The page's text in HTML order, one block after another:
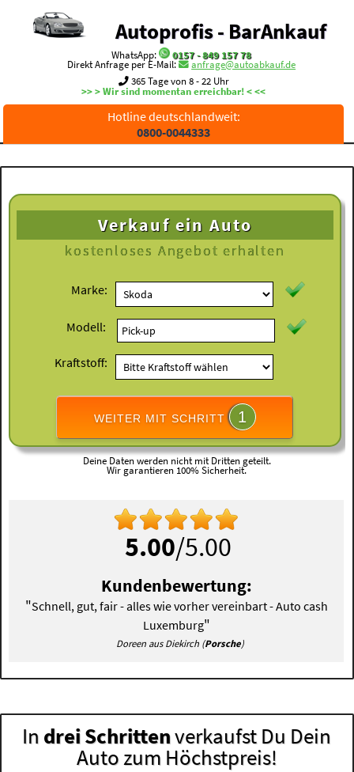
Autoprofis - BarAnkauf
WhatsApp:
0157 - 849 157 78
Direkt Anfrage per E-Mail:
anfrage@autoabkauf.de
365 Tage von 8 - 22 Uhr
>> > Wir sind momentan erreichbar! < <<
Hotline deutschlandweit:
0800-0044333
Verkauf ein Auto
kostenloses Angebot erhalten
Marke:
Modell:
Kraftstoff:
WEITER MIT SCHRITT 1
Deine Daten werden nicht mit Dritten geteilt.
Wir garantieren 100% Sicherheit.
5.00/5.00
Kundenbewertung:
"Schnell, gut, fair - alles wie vorher vereinbart - Auto cash
Luxemburg"
Doreen aus Diekirch (Porsche)
In drei Schrittenverkaufst Du Dein
Auto zum Höchstpreis!